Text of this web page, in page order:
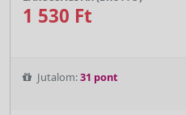
1 530 Ft
Jutalom:31 pont